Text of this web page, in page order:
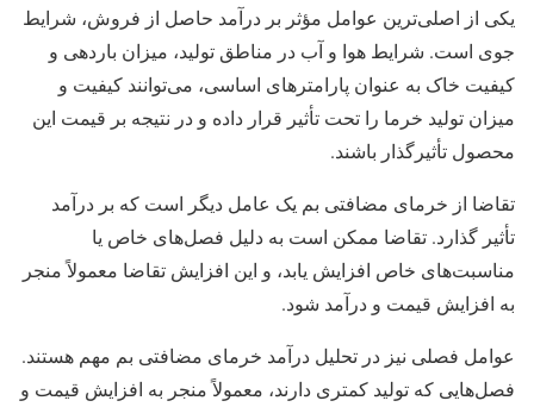
یکی از اصلی‌ترین عوامل مؤثر بر درآمد حاصل از فروش، شرایط
جوی است. شرایط هوا و آب در مناطق تولید، میزان باردهی و
کیفیت خاک به عنوان پارامترهای اساسی، می‌توانند کیفیت و
میزان تولید خرما را تحت تأثیر قرار داده و در نتیجه بر قیمت این
محصول تأثیرگذار باشند.
تقاضا از خرمای مضافتی بم یک عامل دیگر است که بر درآمد
تأثیر گذارد. تقاضا ممکن است به دلیل فصل‌های خاص یا
مناسبت‌های خاص افزایش یابد، و این افزایش تقاضا معمولاً منجر
به افزایش قیمت و درآمد شود.
عوامل فصلی نیز در تحلیل درآمد خرمای مضافتی بم مهم هستند.
فصل‌هایی که تولید کمتری دارند، معمولاً منجر به افزایش قیمت و